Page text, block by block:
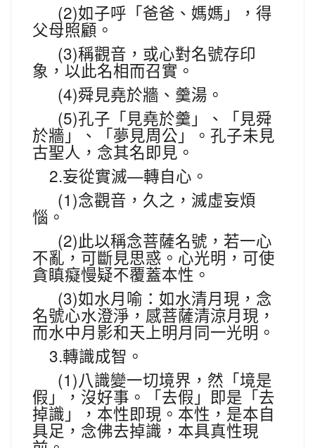
(2)如子呼「爸爸、媽媽」，得
父母照顧。
(3)稱觀音，或心對名號存印
象，以此名相而召實。
(4)舜見堯於牆、羹湯。
(5)孔子「見堯於羹」、「見舜
於牆」、「夢見周公」。孔子未見
古聖人，念其名即見。
2.妄從實滅—轉自心。
(1)念觀音，久之，滅虛妄煩
惱。
(2)此以稱念菩薩名號，若一心
不亂，可斷見思惑。心光明，可使
貪瞋癡慢疑不覆蓋本性。
(3)如水月喻：如水清月現，念
名號心水澄淨，感菩薩清涼月現，
而水中月影和天上明月同一光明。
3.轉識成智。
(1)八識變一切境界，然「境是
假」，沒好事。「去假」即是「去
掉識」，本性即現。本性，是本自
具足，念佛去掉識，本具真性現